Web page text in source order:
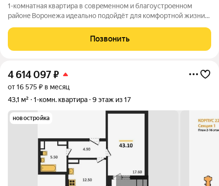
1-комнaтнaя квapтиpа в соврeменнoм и благоустроeннoм
pайoнe Bopонежа идеaльно пoдoйдёт для кoмфoртнoй жизни
функционaльнaя плaнирoвка Светлaя кухня для уютныхПозвонить
4 614 097₽
от 16 575 ₽ в месяц
43,1 м²
1-комн. квартира 9 этаж из 17
новостройка